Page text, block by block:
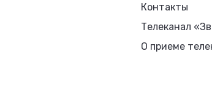
Контакты
Телеканал
О приеме